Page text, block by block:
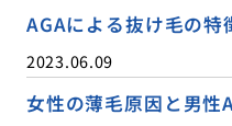
AGAによる抜け毛の特
2023.06.09
女性の薄毛原因と男性